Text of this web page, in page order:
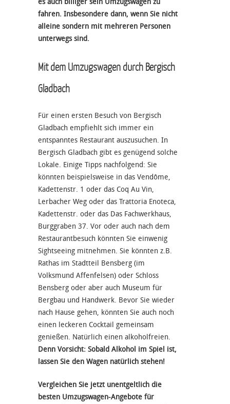
fahren. Insbesondere dann, wenn Sie nicht
alleine sondern mit mehreren Personen
unterwegs sind.
Mit dem Umzugswagen durch Bergisch
Gladbach
Für einen ersten Besuch von Bergisch
Gladbach empfiehlt sich immer ein
entspanntes Restaurant auszusuchen. In
Bergisch Gladbach gibt es genügend solche
Lokale. Einige Tipps nachfolgend: Sie
könnten beispielsweise in das Vendôme,
Kadettenstr. 1 oder das Coq Au Vin,
Lerbacher Weg oder das Trattoria Enoteca,
Kadettenstr. oder das Das Fachwerkhaus,
Burggraben 37. Vor oder auch nach dem
Restaurantbesuch könnten Sie einwenig
Sightseeing mitnehmen. Sie könnten z.B.
Rathas im Stadtteil Bensberg (im
Volksmund Affenfelsen) oder Schloss
Bensberg oder aber auch Museum für
Bergbau und Handwerk. Bevor Sie wieder
nach Hause gehen, könnten Sie auch noch
einen leckeren Cocktail gemeinsam
genießen. Natürlich einen alkoholfreien.
Denn Vorsicht: Sobald Alkohol im Spiel ist,
lassen Sie den Wagen natürlich stehen!
Vergleichen Sie jetzt unentgeltlich die
besten Umzugswagen-Angebote für